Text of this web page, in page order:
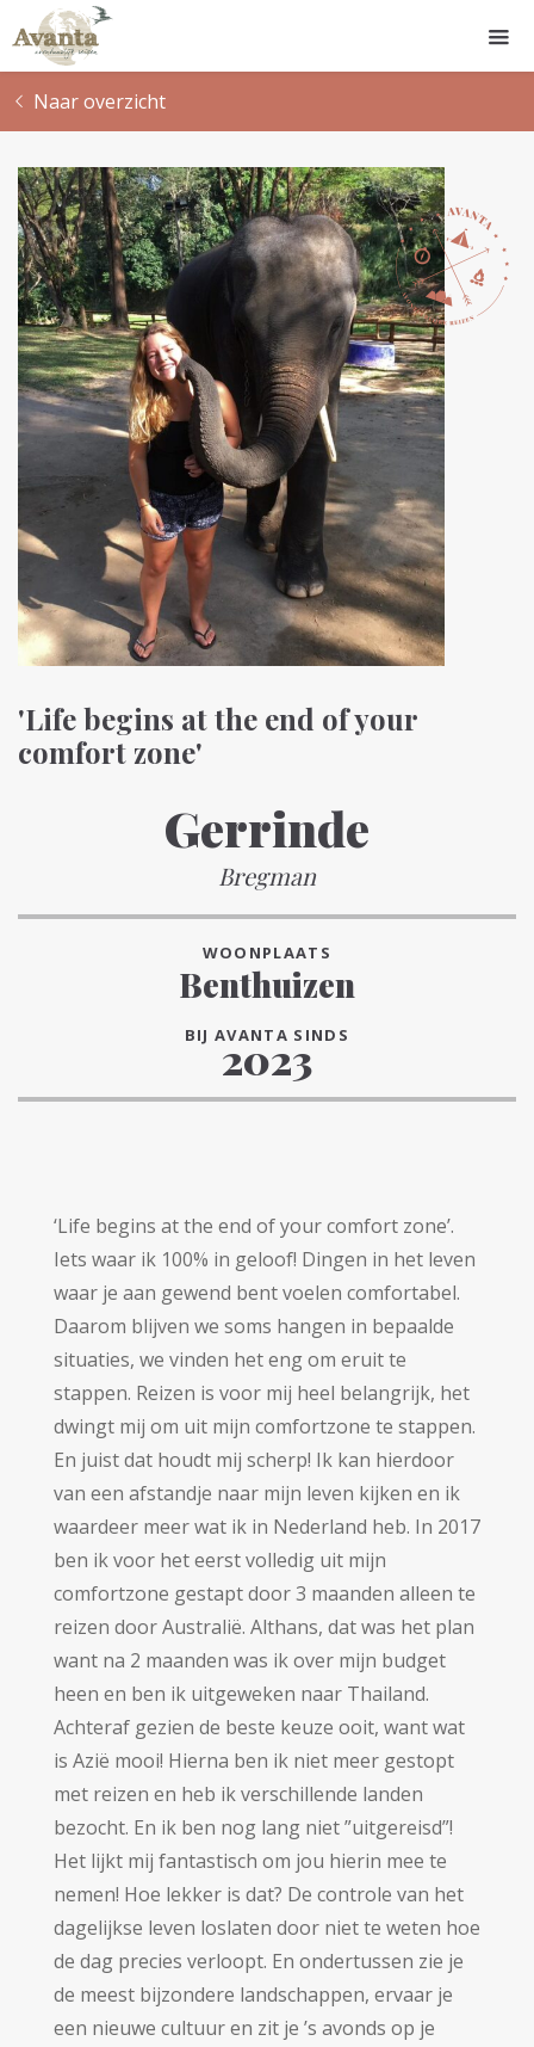
Naar overzicht
'Life begins at the end of your
comfort zone'
Gerrinde
Bregman
WOONPLAATS
Benthuizen
BIJ AVANTA SINDS
2023
‘Life begins at the end of your comfort zone’.
Iets waar ik 100% in geloof! Dingen in het leven
waar je aan gewend bent voelen comfortabel.
Daarom blijven we soms hangen in bepaalde
situaties, we vinden het eng om eruit te
stappen. Reizen is voor mij heel belangrijk, het
dwingt mij om uit mijn comfortzone te stappen.
En juist dat houdt mij scherp! Ik kan hierdoor
van een afstandje naar mijn leven kijken en ik
waardeer meer wat ik in Nederland heb. In 2017
ben ik voor het eerst volledig uit mijn
comfortzone gestapt door 3 maanden alleen te
reizen door Australië. Althans, dat was het plan
want na 2 maanden was ik over mijn budget
heen en ben ik uitgeweken naar Thailand.
Achteraf gezien de beste keuze ooit, want wat
is Azië mooi! Hierna ben ik niet meer gestopt
met reizen en heb ik verschillende landen
bezocht. En ik ben nog lang niet ”uitgereisd”!
Het lijkt mij fantastisch om jou hierin mee te
nemen! Hoe lekker is dat? De controle van het
dagelijkse leven loslaten door niet te weten hoe
de dag precies verloopt. En ondertussen zie je
de meest bijzondere landschappen, ervaar je
een nieuwe cultuur en zit je ’s avonds op je